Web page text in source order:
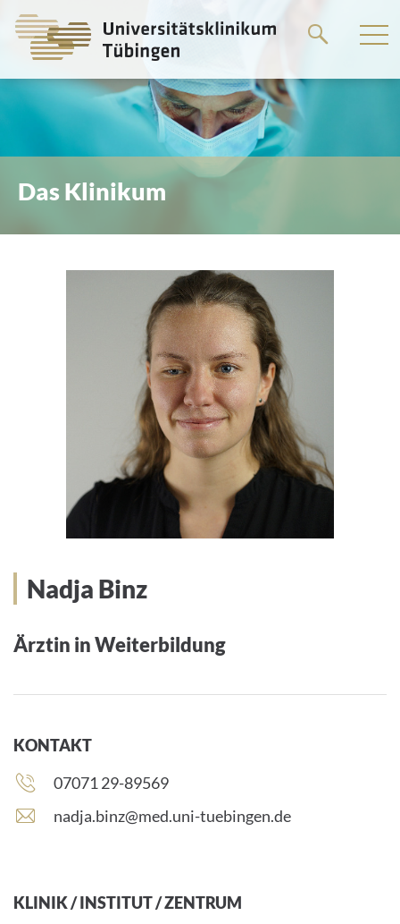
zum
Das Klinikum
Nadja Binz
Ärztin in Weiterbildung
KONTAKT
Telefonnummer:
07071 29-89569
E
i
l
nadja.binz@med.uni-tuebingen.de
KLINIK / INSTITUT / ZENTRUM